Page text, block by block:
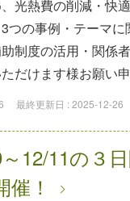
光熱費の削減・快
の事例・テーマに
制度の活用・関係
だけます様お願い申
最終更新日 :2025-12-26
12/11の３
！